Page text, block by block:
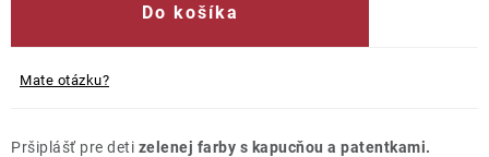
Do košíka
Mate otázku?
Pršiplášť pre deti zelenej farby s kapucňou a patentkami.